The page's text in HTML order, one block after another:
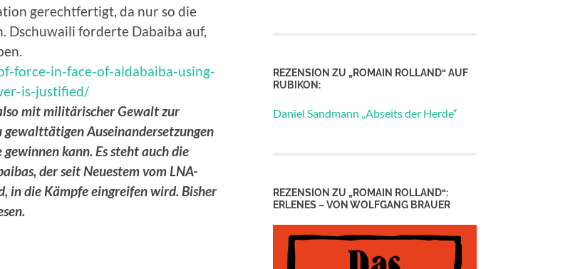
gerechtfertigt, da nur so die
Dschuwaili forderte Dabaiba auf,
force-in-face-of-aldabaiba-using-
is-justified/
mit militärischer Gewalt zur
gewalttätigen Auseinandersetzungen
kann. Es steht auch die
der seit Neuestem vom LNA-
die Kämpfe eingreifen wird. Bisher
REZENSION ZU „ROMAIN ROLLAND“ AUF
RUBIKON:
Daniel Sandmann „Abseits der Herde“
REZENSION ZU „ROMAIN ROLLAND“:
ERLENES – VON WOLFGANG BRAUER